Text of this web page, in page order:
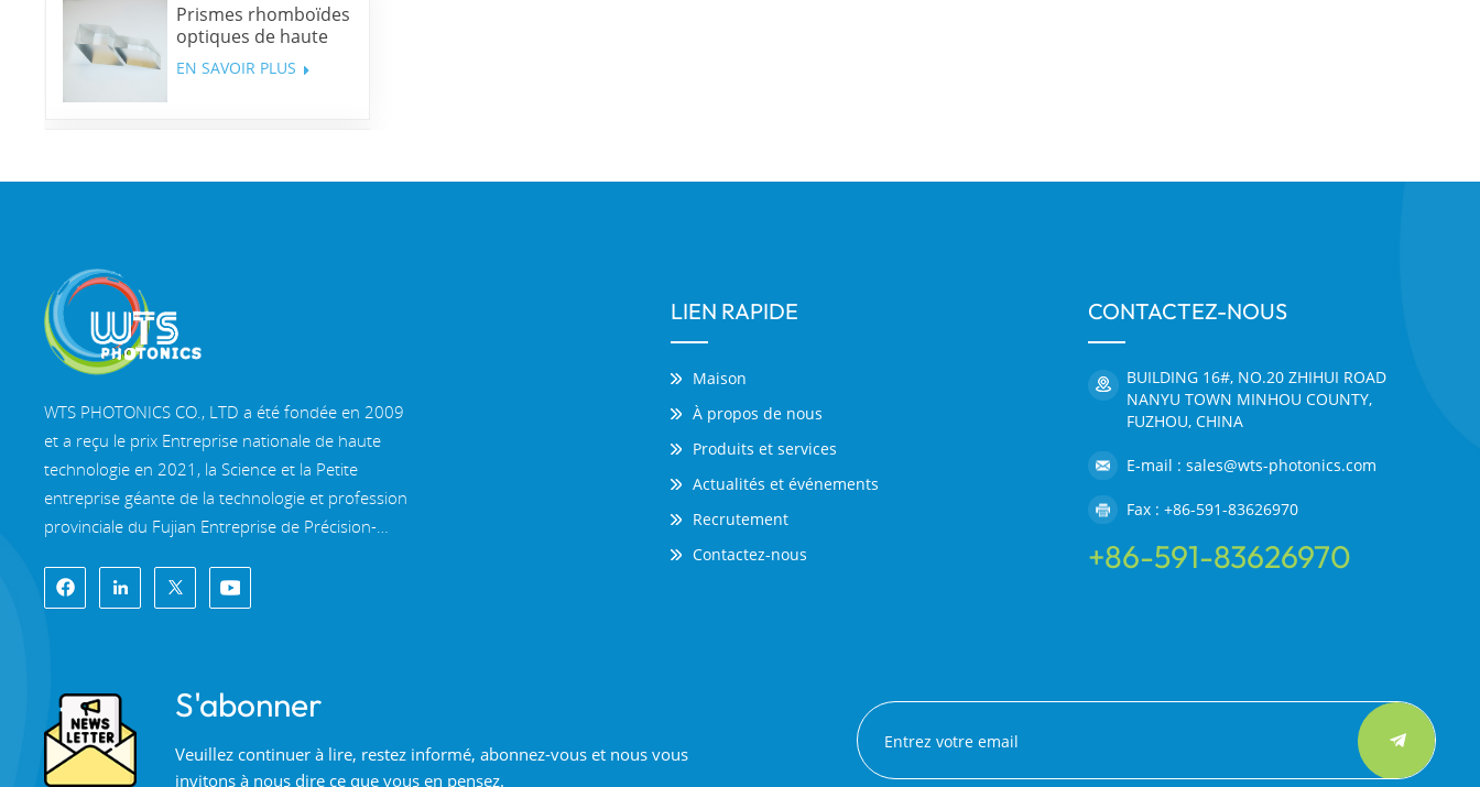
Prismes rhomboïdes
optiques de haute
précision
EN SAVOIR PLUS
multibandes
WTS PHOTONICS CO., LTD a été fondée en 2009
et a reçu le prix Entreprise nationale de haute
technologie en 2021, la Science et la Petite
entreprise géante de la technologie et profession
provinciale du Fujian Entreprise de Précision-
dans le belle ville côtière du sud-est, Fuzhou, une
célèbre ville optique en Chine. WTS dispose de
technique qualifié et d'un système de traitement
optique complet, système de revêtement, système
d'assemblage et système de contrôle qualité. WTS
LIEN RAPIDE
Maison
À propos de nous
Produits et services
Actualités et événements
Recrutement
Contactez-nous
CONTACTEZ-NOUS
BUILDING 16#, NO.20 ZHIHUI ROAD
NANYU TOWN MINHOU COUNTY,
FUZHOU, CHINA
E-mail : sales@wts-photonics.com
Fax : +86-591-83626970
+86-591-83626970
S'abonner
Veuillez continuer à lire, restez informé, abonnez-vous et nous vous
invitons à nous dire ce que vous en pensez.